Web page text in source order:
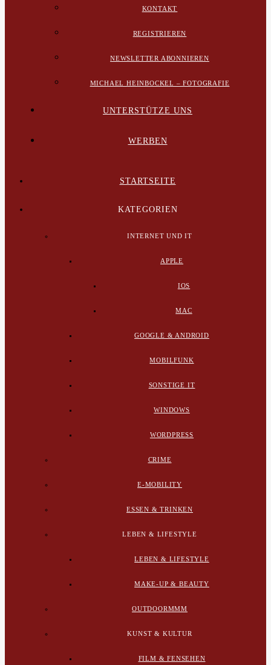
KONTAKT
REGISTRIEREN
NEWSLETTER ABONNIEREN
MICHAEL HEINBOCKEL – FOTOGRAFIE
UNTERSTÜTZE UNS
WERBEN
STARTSEITE
KATEGORIEN
INTERNET UND IT
APPLE
IOS
MAC
GOOGLE & ANDROID
MOBILFUNK
SONSTIGE IT
WINDOWS
WORDPRESS
CRIME
E-MOBILITY
ESSEN & TRINKEN
LEBEN & LIFESTYLE
LEBEN & LIFESTYLE
MAKE-UP & BEAUTY
OUTDOORMMM
KUNST & KULTUR
FILM & FENSEHEN